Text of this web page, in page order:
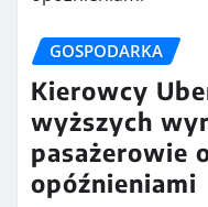
GOSPODARKA
Kierowcy
wyższych
pasażerowie
opóźnieniami